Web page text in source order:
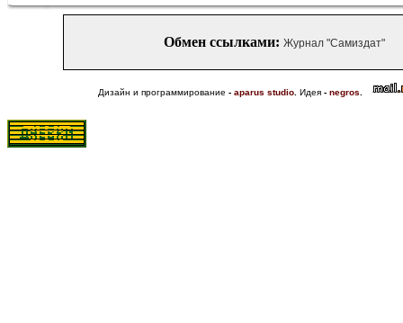
Обмен ссылками: Журнал "Самиздат"
Дизайн и программирование - aparus studio. Идея- negros